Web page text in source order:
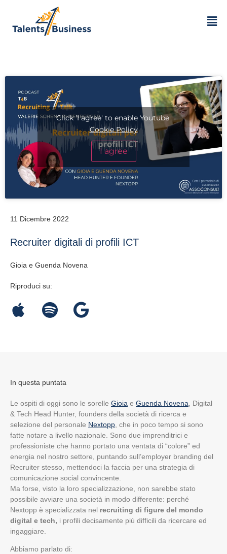
Click 'I agree' to enable Youtube
Cookie Policy
I agree
11 Dicembre 2022
Recruiter digitali di profili ICT
Gioia e Guenda Novena
Riproduci su:
In questa puntata
Le ospiti di oggi sono le sorelle Gioia e Guenda Novena
Digital
& Tech Head Hunter, founders della società di ricerca e
selezione del personale Nextopp che in poco tempo si sono
fatte notare a livello nazionale . Sono due imprenditrici e
professioniste che hanno portato una ventata di “colore” ed
energia nel nostro settore, puntando sull’employer branding del
Recruiter stesso, mettendoci la faccia per una strategia di
comunicazione social convincente.
Ma forse, visto la loro specializzazione, non sarebbe stato
possibile avviare una società in modo differente: perché
Nextopp è specializzata nel recruiting di figure del mondo
digital e tech, i profili decisamente più difficili da ricercare ed
ingaggiare.
Abbiamo parlato di: